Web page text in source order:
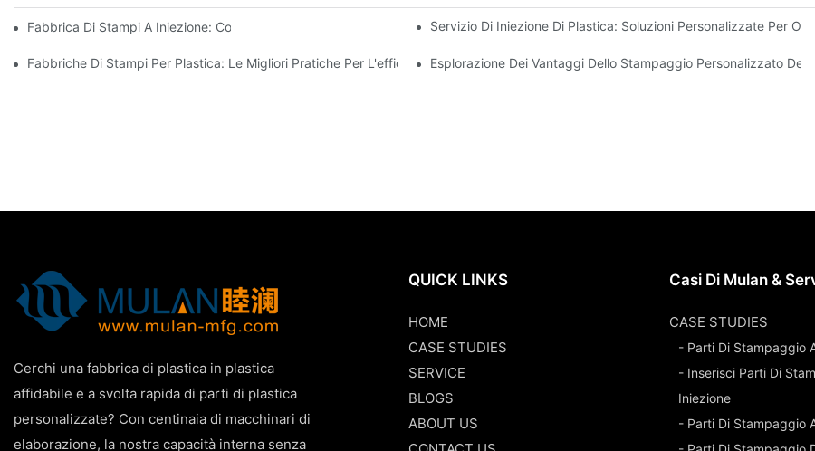
Fabbrica Di Stampi A Iniezione: Cosa Aspettarsi Durante La ProduzioneServizio Di Iniezione Di Plastica: Soluzioni Personalizzate Per
Fabbriche Di Stampi Per Plastica: Le Migliori Pratiche Per L'efficienzaEsplorazione Dei Vantaggi Dello Stampaggio Personalizzato
Cerchi una fabbrica di plastica in plastica
affidabile e a svolta rapida di parti di plastica
personalizzate? Con centinaia di macchinari di
elaborazione, la nostra capacità interna senza
QUICK LINKS
HOME
CASE STUDIES
SERVICE
BLOGS
ABOUT US
Casi Di Mulan &
CASE STUDIES
- Parti Di Stampaggio
- Inserisci Parti Di
Iniezione
- Parti Di Stampaggio